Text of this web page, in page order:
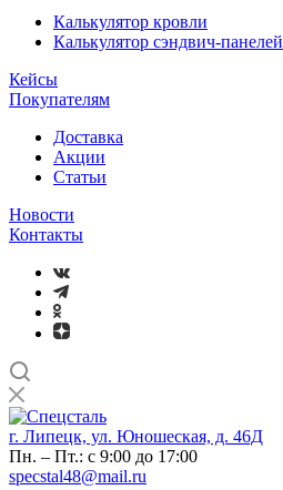
Калькулятор кровли
Калькулятор сэндвич-панелей
Кейсы
Покупателям
Доставка
Акции
Статьи
Новости
Контакты
г. Липецк, ул. Юношеская, д. 46Д
Пн. – Пт.: с 9:00 до 17:00
specstal48@mail.ru